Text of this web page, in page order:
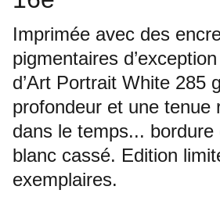
Imprimée avec des
pigmentaires
d’Art Portrait White 285
profondeur et une tenue
dans le temps... bordure
blanc cassé. Edition
exemplaires.